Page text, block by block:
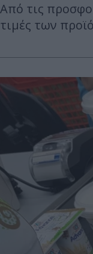
Από τις
τιμές των